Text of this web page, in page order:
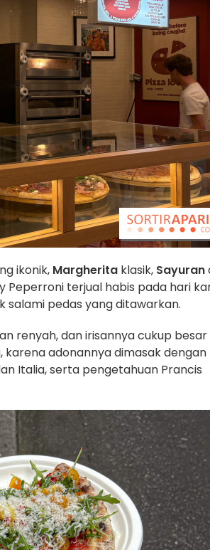
ikonik, Margherita klasik, Sayuran
Peperroni terjual habis pada hari
pedas yang ditawarkan.
renyah, dan irisannya cukup besar
karena adonannya dimasak dengan
Italia, serta pengetahuan Prancis